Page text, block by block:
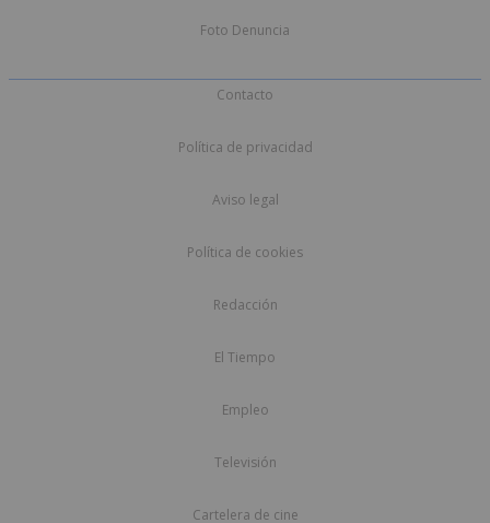
Foto Denuncia
Contacto
Política de privacidad
Aviso legal
Política de cookies
Redacción
El Tiempo
Empleo
Televisión
Cartelera de cine